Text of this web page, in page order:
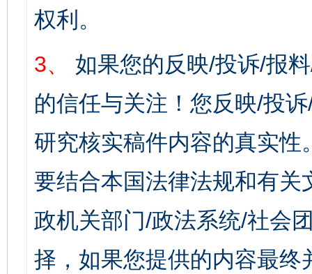
权利。
3、
如果您的反映/投诉/报
的信任与关注！您反映/投
研究核实稿件内容的真实
要结合本国法律法规和有关
政机关部门/政法系统/社会
择，如果您提供的内容最